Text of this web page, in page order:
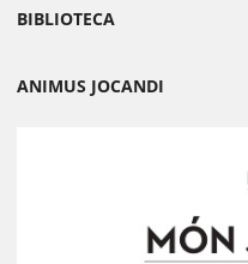
BIBLIOTECA
ANIMUS JOCANDI